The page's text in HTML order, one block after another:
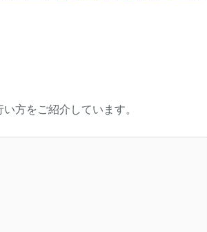
方をご紹介しています。